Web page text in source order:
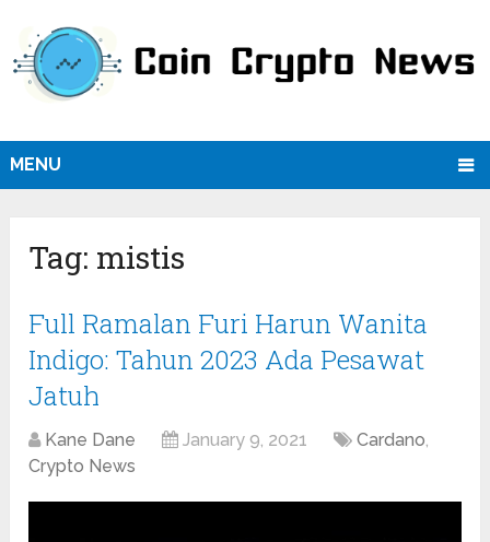
MENU
Tag: mistis
Full Ramalan Furi Harun Wanita
Indigo: Tahun 2023 Ada Pesawat
Jatuh
Kane Dane January 9, 2021 Cardano,
Crypto News